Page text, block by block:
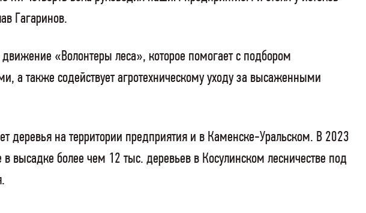
Гагаринов.
«Волонтеры леса», которое помогает с подбором
а также содействует агротехническому уходу за высаженными
деревья на территории предприятия и в Каменске-Уральском. В 2023
высадке более чем 12 тыс. деревьев в Косулинском лесничестве под